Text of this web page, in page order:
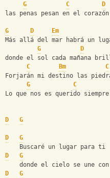
G
C
D
las penas pesan en el
G D Em
Más allá del mar habrá un
G
D
donde el sol cada mañana
C
Bm C
Forjarán mi destino las
G
C
Lo que nos es querido
D G
D
G
    Buscaré un lugar para ti
D
G
donde el cielo se une
D
G